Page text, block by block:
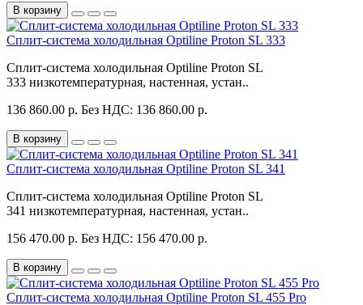
В корзину
Сплит-система холодильная Optiline Proton SL 333
Сплит-система холодильная Optiline Proton SL
333 низкотемпературная, настенная, устан..
136 860.00 р. Без НДС: 136 860.00 р.
В корзину
Сплит-система холодильная Optiline Proton SL 341
Сплит-система холодильная Optiline Proton SL
341 низкотемпературная, настенная, устан..
156 470.00 р. Без НДС: 156 470.00 р.
В корзину
Сплит-система холодильная Optiline Proton SL 455 Pro